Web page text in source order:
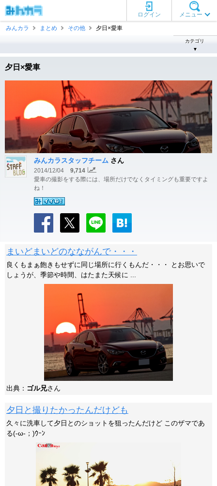
メニュー
ログイン
みんカラ
まとめ その他 夕日×愛車
カテゴリ
▼
夕日×愛車
みんカラスタッフチーム さん
2014/12/04
9,714
愛車の撮影をする際には、場所だけでなくタイミングも重要ですよ
ね！
まいどまいどのなながんで・・・
良くもまぁ飽きもせずに同じ場所に行くもんだ・・・ とお思いで
しょうが、季節や時間、はたまた天候に ...
出典： ゴル兄さん
夕日と撮りたかったんだけども
久々に洗車して夕日とのショットを狙ったんだけど このザマであ
る(-ω-；)ｳｰﾝ